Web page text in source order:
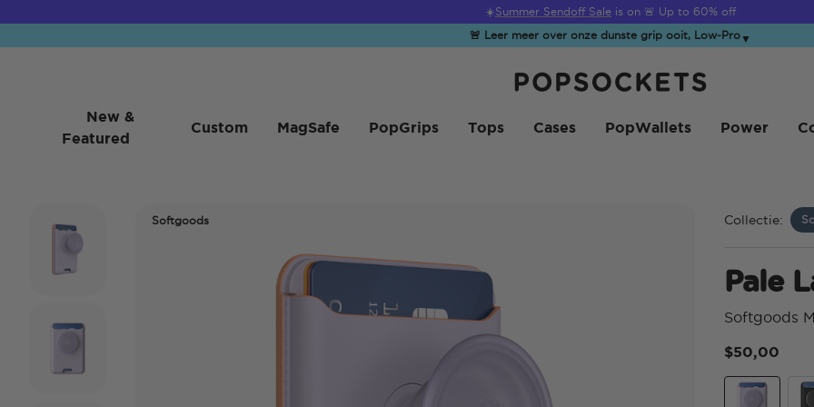
☀️Summer Sendoff Sale is on 🚨 Up to 60% off
🚨 Leer meer over onze dunste grip ooit, Low-Pro▼
New &
Featured
Custom MagSafe PopGrips Tops Cases PopWallets Power
Softgoods Collectie:
Pale
Softgoods
$50,00